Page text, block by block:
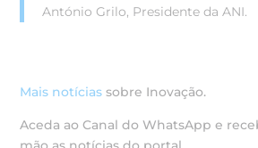
António Grilo, Presidente da ANI.
Mais notícias sobre Inovação.
Aceda ao Canal do WhatsApp e